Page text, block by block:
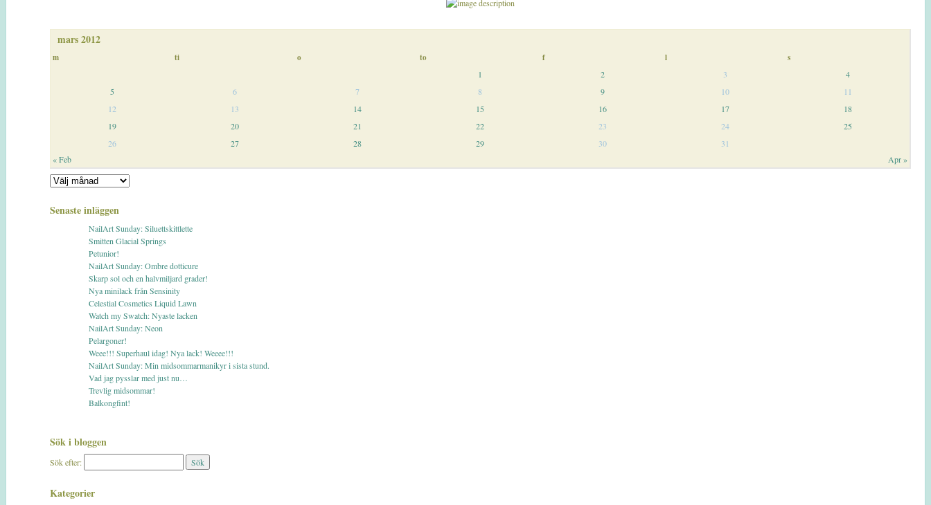
mars 2012
m ti o to f l s
« Feb Apr »
1 2 3
4
5
6 7 8 9 10
11
12
13 14 15 16 17
18
19
20 21 22 23 24
25
26
27 28 29 30 31
Senaste inläggen
NailArt Sunday: Siluettskittlette
Smitten Glacial Springs
Petunior!
NailArt Sunday: Ombre dotticure
Skarp sol och en halvmiljard grader!
Nya minilack från Sensinity
Celestial Cosmetics Liquid Lawn
Watch my Swatch: Nyaste lacken
NailArt Sunday: Neon
Pelargoner!
Weee!!! Superhaul idag! Nya lack! Weeee!!!
NailArt Sunday: Min midsommarmanikyr i sista stund.
Vad jag pysslar med just nu…
Trevlig midsommar!
Balkongfint!
Sök i bloggen
Sök efter:
Kategorier